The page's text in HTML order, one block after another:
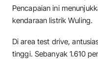
Pencapaian ini
kendaraan listrik Wuling.
Di area test drive,
tinggi. Sebanyak 1.610